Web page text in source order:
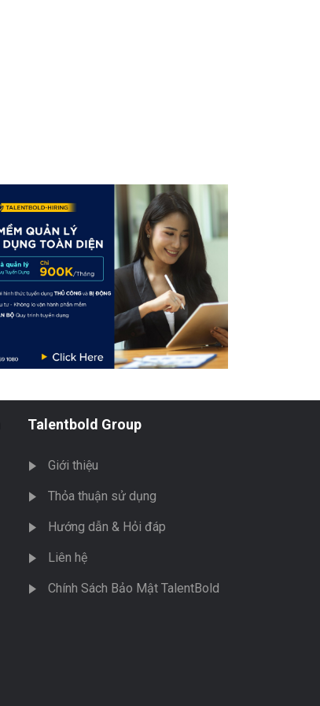
Talentbold Group
Giới thiệu
Thỏa thuận sử dụng
Hướng dẫn & Hỏi đáp
Liên hệ
Chính Sách Bảo Mật TalentBold